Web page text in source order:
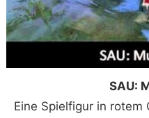
SAU:
Eine Spielfigur in